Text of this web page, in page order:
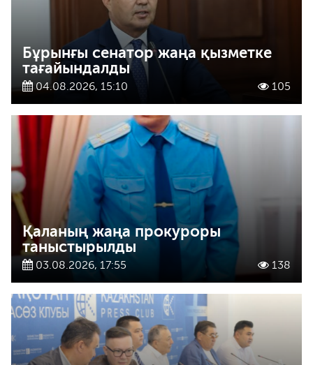
Бұрынғы сенатор жаңа қызметке
тағайындалды
04.08.2026, 15:10 105
Қаланың жаңа прокуроры
таныстырылды
03.08.2026, 17:55 138